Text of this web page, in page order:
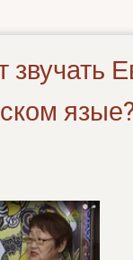
звучать